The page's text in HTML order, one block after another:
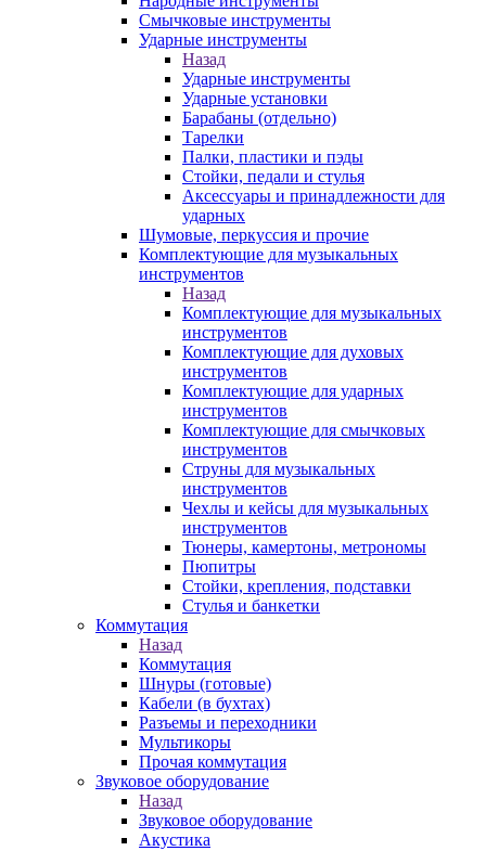
Смычковые инструменты
Ударные инструменты
Назад
Ударные инструменты
Ударные установки
Барабаны (отдельно)
Тарелки
Палки, пластики и пэды
Стойки, педали и стулья
Аксессуары и принадлежности для
ударных
Шумовые, перкуссия и прочие
Комплектующие для музыкальных
инструментов
Назад
Комплектующие для музыкальных
инструментов
Комплектующие для духовых
инструментов
Комплектующие для ударных
инструментов
Комплектующие для смычковых
инструментов
Струны для музыкальных
инструментов
Чехлы и кейсы для музыкальных
инструментов
Тюнеры, камертоны, метрономы
Пюпитры
Стойки, крепления, подставки
Стулья и банкетки
Коммутация
Назад
Коммутация
Шнуры (готовые)
Кабели (в бухтах)
Разъемы и переходники
Мультикоры
Прочая коммутация
Звуковое оборудование
Назад
Звуковое оборудование
Акустика